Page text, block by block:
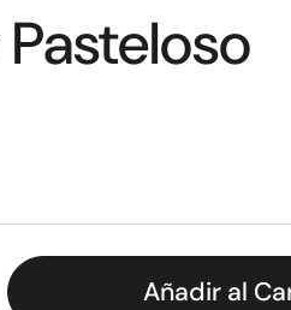
Añadir al